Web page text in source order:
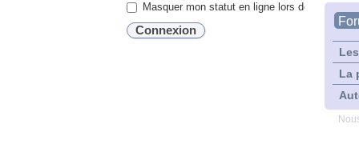
La
Masquer mon statut en ligne lors de cette